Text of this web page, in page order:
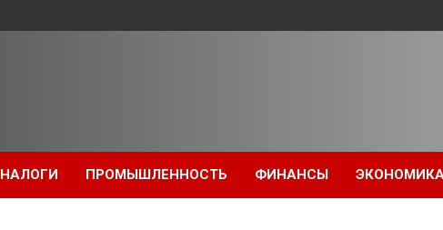
НАЛОГИ ПРОМЫШЛЕННОСТЬ ФИНАНСЫ